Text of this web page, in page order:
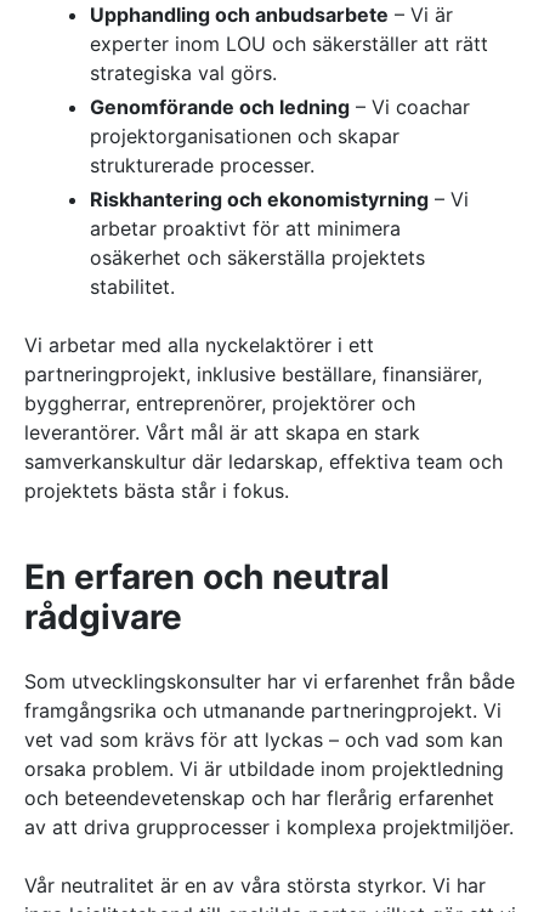
Upphandling och anbudsarbete – Vi är
experter inom LOU och säkerställer att rätt
strategiska val görs.
Genomförande och ledning – Vi coachar
projektorganisationen och skapar
strukturerade processer.
Riskhantering och ekonomistyrning – Vi
arbetar proaktivt för att minimera
osäkerhet och säkerställa projektets
stabilitet.
Vi arbetar med alla nyckelaktörer i ett
partneringprojekt, inklusive beställare, finansiärer,
byggherrar, entreprenörer, projektörer och
leverantörer. Vårt mål är att skapa en stark
samverkanskultur där ledarskap, effektiva team och
projektets bästa står i fokus.
En erfaren och neutral
rådgivare
Som utvecklingskonsulter har vi erfarenhet från både
framgångsrika och utmanande partneringprojekt. Vi
vet vad som krävs för att lyckas – och vad som kan
orsaka problem. Vi är utbildade inom projektledning
och beteendevetenskap och har flerårig erfarenhet
av att driva grupprocesser i komplexa projektmiljöer.
Vår neutralitet är en av våra största styrkor. Vi har